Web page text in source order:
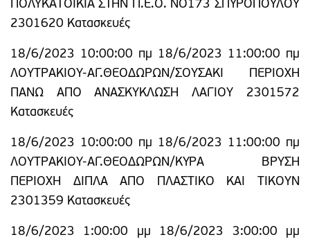
ΠΟΛΥΚΑΤΟΙΚΙΑ ΣΤΗΝ Π.Ε.Ο. ΝΟ173 ΣΠΥΡΟΠΟΥΛΟΥ
2301620 Κατασκευές
18/6/2023 10:00:00 πμ 18/6/2023 11:00:00 πμ
ΛΟΥΤΡΑΚΙΟΥ-ΑΓ.ΘΕΟΔΩΡΩΝ/ΣΟΥΣΑΚΙ ΠΕΡΙΟΧΗ
ΠΑΝΩ ΑΠΟ ΑΝΑΣΚΥΚΛΩΣΗ ΛΑΓΙΟΥ 2301572
Κατασκευές
18/6/2023 10:00:00 πμ 18/6/2023 11:00:00 πμ
ΛΟΥΤΡΑΚΙΟΥ-ΑΓ.ΘΕΟΔΩΡΩΝ/ΚΥΡΑ ΒΡΥΣΗ
ΠΕΡΙΟΧΗ ΔΙΠΛΑ ΑΠΟ ΠΛΑΣΤΙΚΟ ΚΑΙ ΤΙΚΟΥΝ
2301359 Κατασκευές
18/6/2023 1:00:00 μμ 18/6/2023 3:00:00 μμ